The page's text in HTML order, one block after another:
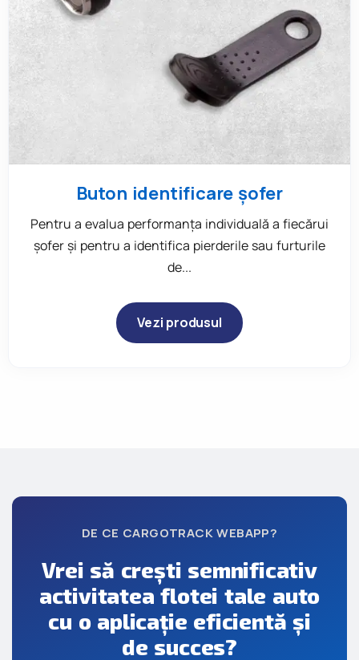
Buton identificare şofer
Pentru a evalua performanța individuală a fiecărui
șofer și pentru a identifica pierderile sau furturile
de...
Vezi produsul
DE CE CARGOTRACK WEBAPP?
Vrei să crești semnificativ
activitatea flotei tale auto
cu o aplicație eficientă și
de succes?